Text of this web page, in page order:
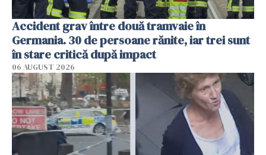
Accident grav între două tramvaie în
Germania. 30 de persoane rănite, iar trei sunt
în stare critică după impact
06 AUGUST 2026